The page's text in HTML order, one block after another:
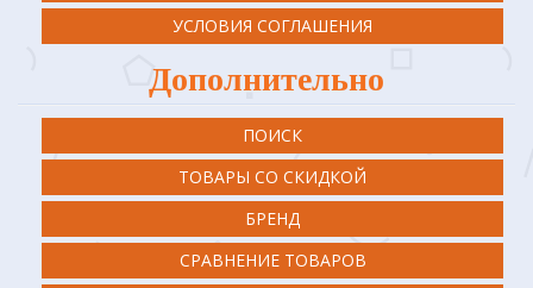
УСЛОВИЯ СОГЛАШЕНИЯ
Дополнительно
ПОИСК
ТОВАРЫ СО СКИДКОЙ
БРЕНД
СРАВНЕНИЕ ТОВАРОВ